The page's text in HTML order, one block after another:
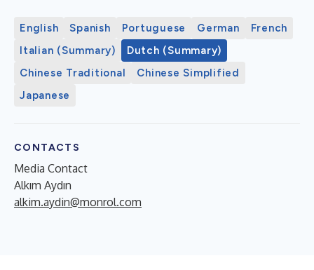
English Spanish Portuguese German
French
Italian (Summary)
Dutch (Summary)
Chinese Traditional
Chinese Simplified
Japanese
CONTACTS
Media Contact
Alkım Aydın
alkim.aydin@monrol.com